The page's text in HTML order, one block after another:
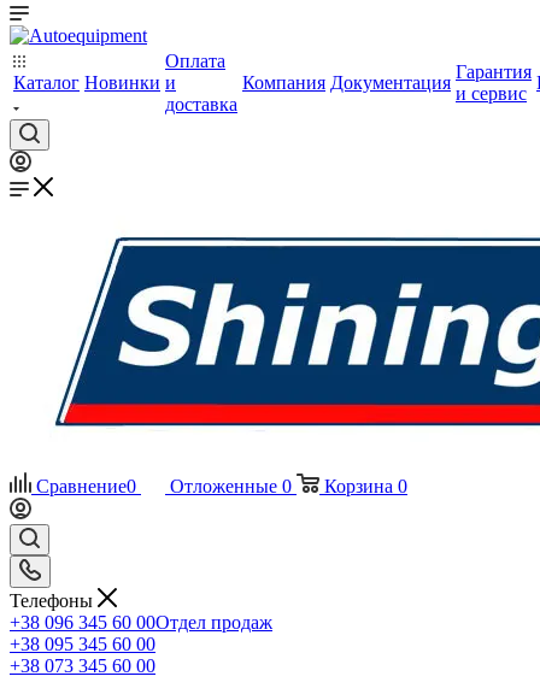
Каталог Новинки
Оплата
и
доставка
Компания Документация
Гарантия
и сервис
Сравнение0 Отложенные 0 Корзина 0
Телефоны
+38 096 345 60 00Отдел продаж
+38 095 345 60 00
+38 073 345 60 00